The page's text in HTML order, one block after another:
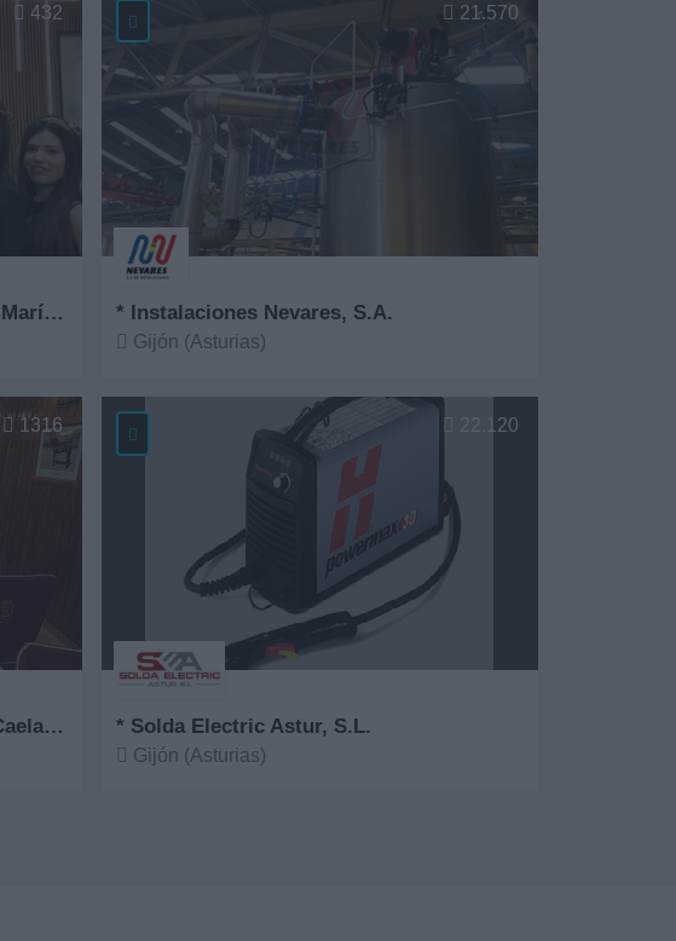
* Emporium Medicina Estética Dra. María Elisa Fernández
432
* Instalaciones Nevares, S.A.
Gijón (Asturias)
Ver más
21.570
* Restaurante Les Cabañes - Casa Caela desde 1967
1316
* Solda Electric Astur, S.L.
Gijón (Asturias)
22.120